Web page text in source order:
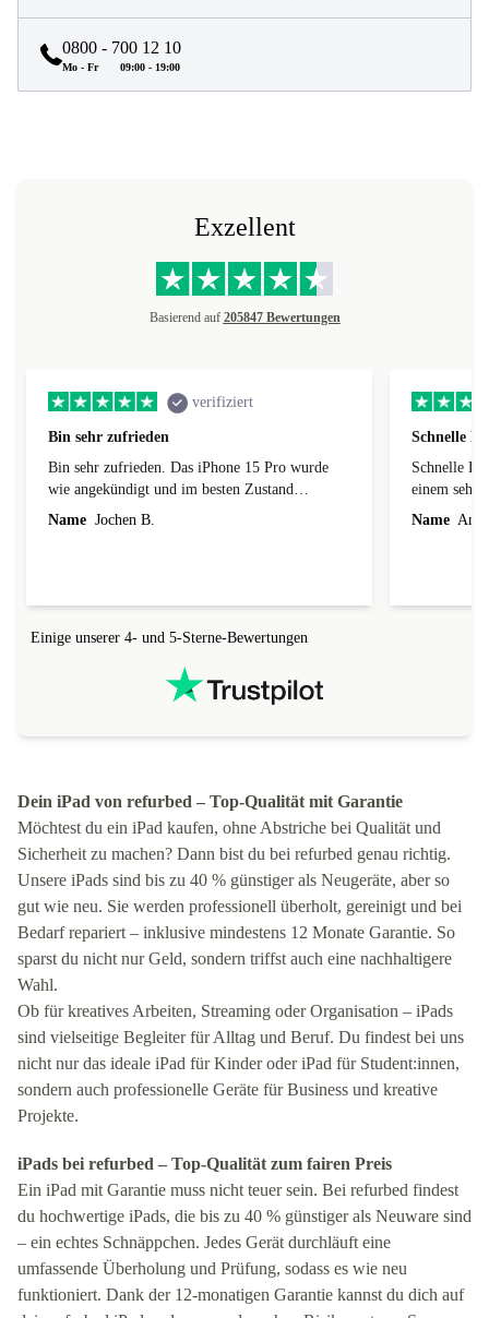
0800 - 700 12 10
Mo - Fr 09:00 - 19:00
Exzellent
Basierend auf 205847 Bewertungen
verifiziert
Bin sehr zufrieden
Bin sehr zufrieden. Das iPhone 15 Pro wurde
wie angekündigt und im besten Zustand
geliefert.
Name Jochen B.
Schnelle
Schnelle
einem sehr
Name
Einige unserer 4- und 5-Sterne-Bewertungen
Dein iPad von refurbed – Top-Qualität mit Garantie
Möchtest du ein iPad kaufen, ohne Abstriche bei Qualität und
Sicherheit zu machen? Dann bist du bei refurbed genau richtig.
Unsere iPads sind bis zu 40 % günstiger als Neugeräte, aber so
gut wie neu. Sie werden professionell überholt, gereinigt und bei
Bedarf repariert – inklusive mindestens 12 Monate Garantie. So
sparst du nicht nur Geld, sondern triffst auch eine nachhaltigere
Wahl.
Ob für kreatives Arbeiten, Streaming oder Organisation – iPads
sind vielseitige Begleiter für Alltag und Beruf. Du findest bei uns
nicht nur das ideale iPad für Kinder oder iPad für Student:innen,
sondern auch professionelle Geräte für Business und kreative
Projekte.
iPads bei refurbed – Top-Qualität zum fairen Preis
Ein iPad mit Garantie muss nicht teuer sein. Bei refurbed findest
du hochwertige iPads, die bis zu 40 % günstiger als Neuware sind
– ein echtes Schnäppchen. Jedes Gerät durchläuft eine
umfassende Überholung und Prüfung, sodass es wie neu
funktioniert. Dank der 12-monatigen Garantie kannst du dich auf